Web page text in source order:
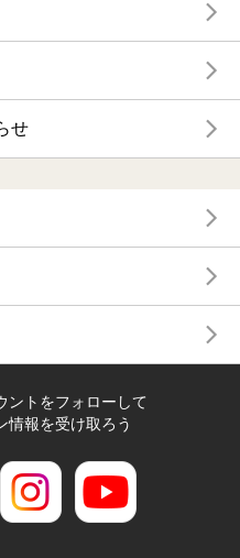
せ
ントをフォローして
情報を受け取ろう